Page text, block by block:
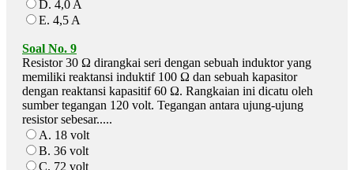
D. 4,0 A
E. 4,5 A
Soal No. 9
Resistor 30 Ω dirangkai seri dengan sebuah induktor yang
memiliki reaktansi induktif 100 Ω dan sebuah kapasitor
dengan reaktansi kapasitif 60 Ω. Rangkaian ini dicatu oleh
sumber tegangan 120 volt. Tegangan antara ujung-ujung
resistor sebesar.....
A. 18 volt
B. 36 volt
C. 72 volt